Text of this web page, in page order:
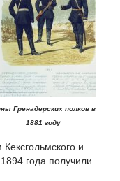
Гренадерских полков в
1881 году
и
года получили